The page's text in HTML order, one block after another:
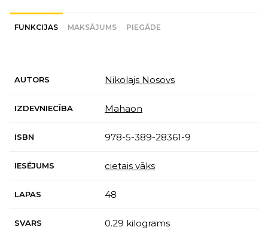
FUNKCIJAS MAKSĀJUMS PIEGĀDE
AUTORS Nikolajs Nosovs
IZDEVNIECĪBA Mahaon
ISBN 978-5-389-28361-9
IESĒJUMS cietais vāks
LAPAS 48
SVARS 0.29 kilograms